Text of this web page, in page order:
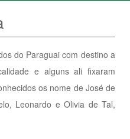
do Paraguai com destino a
e alguns ali fixaram
os nome de José de
Leonardo e Olivia de Tal,